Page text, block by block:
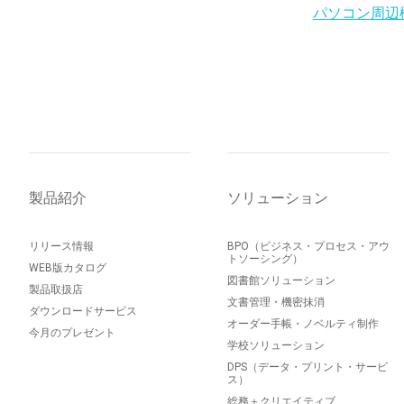
パソコン周辺
製品紹介
リリース情報
WEB版カタログ
製品取扱店
ダウンロードサービス
今月のプレゼント
ソリューション
BPO（ビジネス・プロセス・アウ
トソーシング）
図書館ソリューション
文書管理・機密抹消
オーダー手帳・ノベルティ制作
学校ソリューション
DPS（データ・プリント・サービ
ス）
総務＋クリエイティブ